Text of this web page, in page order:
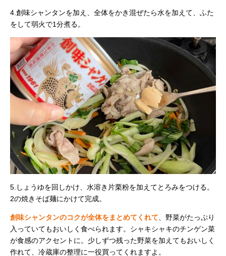
4.創味シャンタンを加え、全体をかき混ぜたら水を加えて、ふた
をして弱火で1分煮る。
5.しょうゆを回しかけ、水溶き片栗粉を加えてとろみをつける。
2の焼きそば麺にかけて完成。
創味シャンタンのコクが全体をまとめてくれて 、野菜がたっぷり
入っていてもおいしく食べられます。シャキシャキのチンゲン菜
が食感のアクセントに。少しずつ残った野菜を加えてもおいしく
作れて、冷蔵庫の整理に一役買ってくれますよ。